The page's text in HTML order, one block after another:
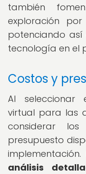
también
exploración
potenciando
tecnología en el
Costos y
Al seleccionar
virtual para las
considerar
presupuesto
implementación.
análisis